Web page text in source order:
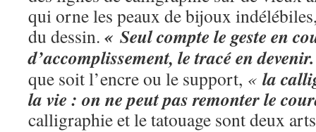
qui orne les peaux de bijoux
du dessin. « Seul compte le geste en
d’accomplissement, le tracé en
que soit l’encre ou le support, « la
la vie : on ne peut pas remonter le
calligraphie et le tatouage sont deux